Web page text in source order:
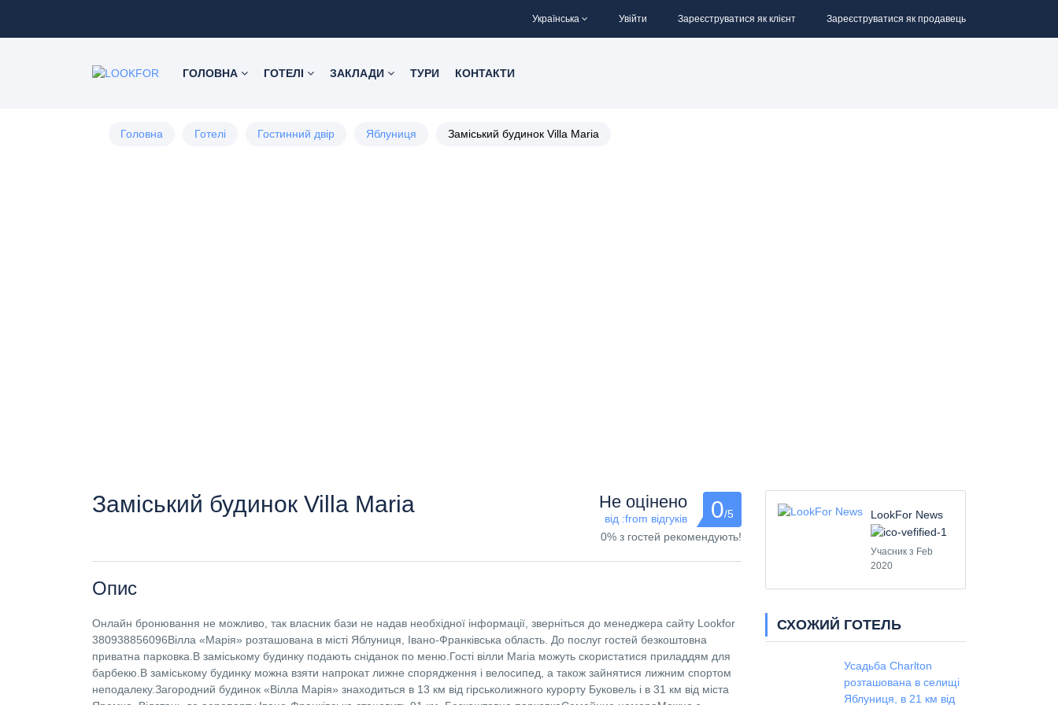
Українська Увійти Зареєструватися як клієнт Зареєструватися як продавець
ГОЛОВНА ГОТЕЛІ ЗАКЛАДИ ТУРИ КОНТАКТИ
Головна Готелі Гостинний двір Яблуниця Заміський будинок Villa Maria
Заміський будинок Villa Maria Не оцінено
від :from відгуків 0/5
0% з гостей рекомендують!
Опис
Онлайн бронювання не можливо, так власник бази не надав необхідної інформації, зверніться до менеджера сайту Lookfor
380938856096Вілла «Марія» розташована в місті Яблуниця, Івано-Франківська область. До послуг гостей безкоштовна
приватна парковка.В заміському будинку подають сніданок по меню.Гості вілли Maria можуть скористатися приладдям для
барбекю.В заміському будинку можна взяти напрокат лижне спорядження і велосипед, а також зайнятися лижним спортом
неподалеку.Загородний будинок «Вілла Марія» знаходиться в 13 км від гірськолижного курорту Буковель і в 31 км від міста
LookFor News
Учасник з Feb
2020
СХОЖИЙ ГОТЕЛЬ
Усадьба Charlton
розташована в селищі
Яблуниця, в 21 км від